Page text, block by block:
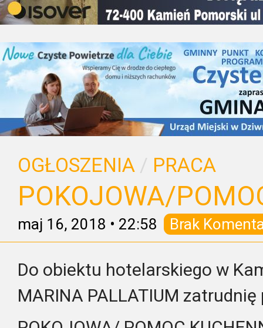
OGŁOSZENIA / PRACA
POKOJOWA/
maj 16, 2018 • 22:58 Brak
Do obiektu hotelarskiego w
MARINA PALLATIUM